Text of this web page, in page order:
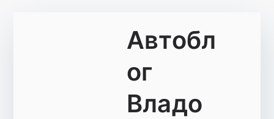
Автобл
ог
Владо